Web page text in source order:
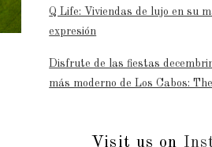
Q Life: Viviendas de lujo en su
expresión
Disfrute de las fiestas
más moderno de Los Cabos:
Visit us on